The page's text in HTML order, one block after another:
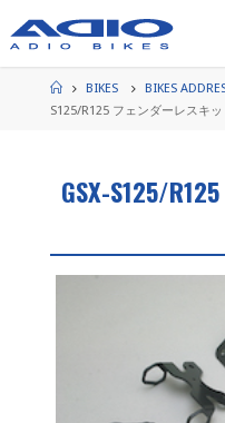
ン
ホ
ー
BIKES BIKES
S125/R125 フェンダーレスキッ
GSX-S125/